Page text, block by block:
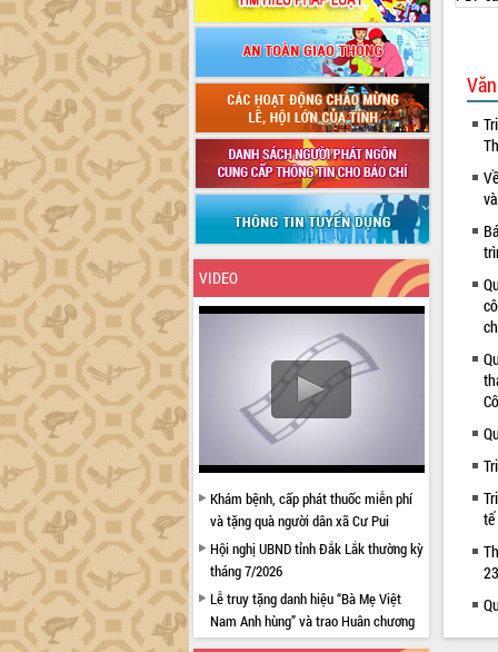
VIDEO
Khám bệnh, cấp phát thuốc miễn phí
và tặng quà người dân xã Cư Pui
Hội nghị UBND tỉnh Đắk Lắk thường kỳ
tháng 7/2026
Lễ truy tặng danh hiệu “Bà Mẹ Việt
Nam Anh hùng” và trao Huân chương
Lao động